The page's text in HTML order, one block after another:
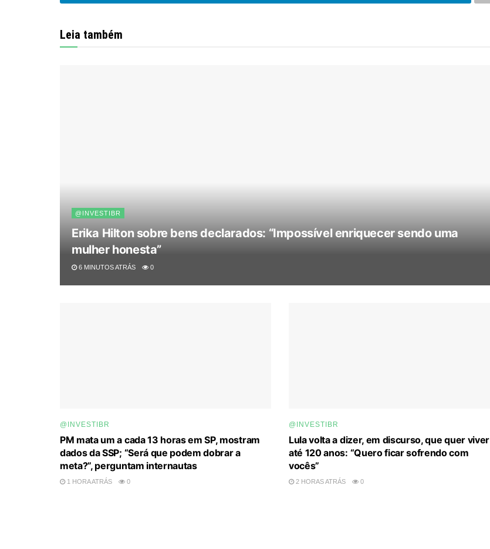
Leia também
@INVESTIBR
Erika Hilton sobre bens declarados: “Impossível enriquecer sendo uma
mulher honesta”
6 MINUTOS ATRÁS 0
@INVESTIBR
PM mata um a cada 13 horas em SP, mostram
dados da SSP; “Será que podem dobrar a
meta?”, perguntam internautas
1 HORA ATRÁS 0
@INVESTIBR
Lula volta a dizer, em discurso, que quer viver
até 120 anos: “Quero ficar sofrendo com
vocês”
2 HORAS ATRÁS 0